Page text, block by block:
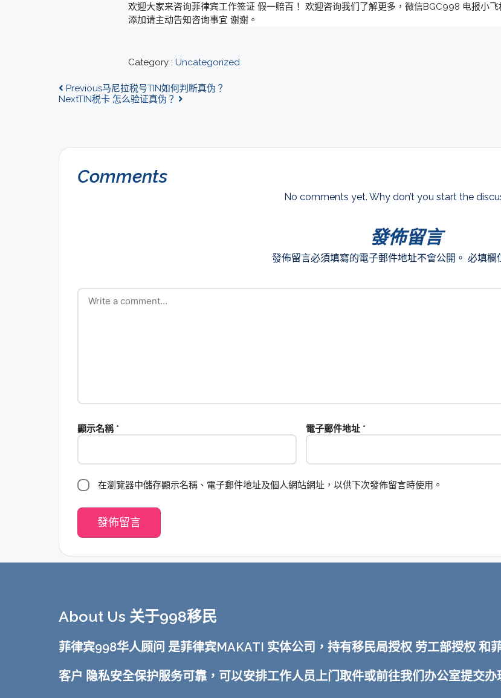
欢迎大家来咨询菲律宾工作签证 假一赔百！ 欢迎咨询我们了解更多，微信BGC998 电报小
添加请主动告知咨询事宜 谢谢。
Category : Uncategorized
Previous马尼拉税号TIN如何判断真伪？
NextTIN税卡 怎么验证真伪？
Comments
No comments yet. Why don’t you start the
發佈留言
發佈留言必須填寫的電子郵件地址不會公開。 必填欄
顯示名稱 * 電子郵件地址 *
在瀏覽器中儲存顯示名稱、電子郵件地址及個人網站網址，以供下次發佈留言時使用。
About Us 关于998移民
菲律宾998华人顾问 是菲律宾MAKATI 实体公司，持有移民局授权 劳工部授权 和
客户 隐私安全保护服务可靠，可以安排工作人员上门取件或前往我们办公室提交办